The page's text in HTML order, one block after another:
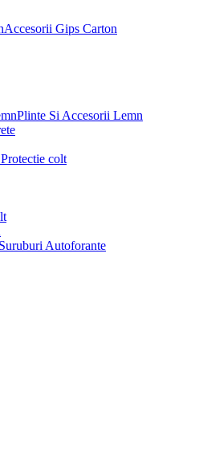
Accesorii Gips Carton
Plinte Si Accesorii Lemn
colt
Suruburi Autoforante